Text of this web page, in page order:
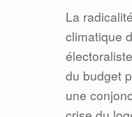
La
climatique
du budget
une